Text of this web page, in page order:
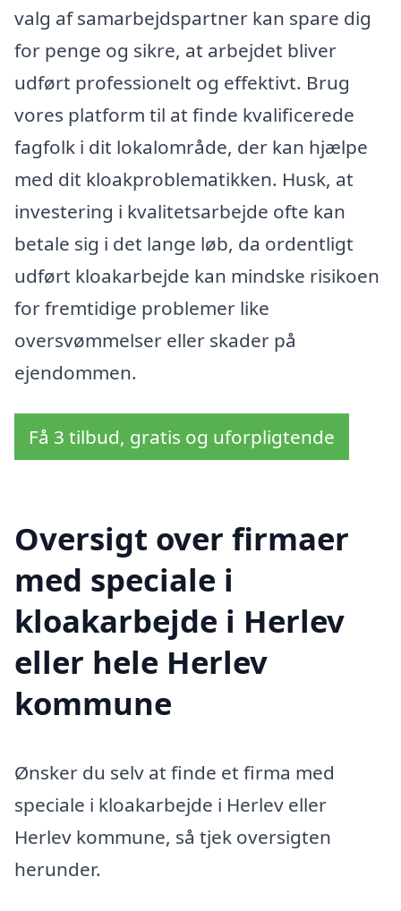
valg af samarbejdspartner kan spare dig
for penge og sikre, at arbejdet bliver
udført professionelt og effektivt. Brug
vores platform til at finde kvalificerede
fagfolk i dit lokalområde, der kan hjælpe
med dit kloakproblematikken. Husk, at
investering i kvalitetsarbejde ofte kan
betale sig i det lange løb, da ordentligt
udført kloakarbejde kan mindske risikoen
for fremtidige problemer like
oversvømmelser eller skader på
ejendommen.
Få 3 tilbud, gratis og uforpligtende
Oversigt over firmaer
med speciale i
kloakarbejde i Herlev
eller hele Herlev
kommune
Ønsker du selv at finde et firma med
speciale i kloakarbejde i Herlev eller
Herlev kommune, så tjek oversigten
herunder.